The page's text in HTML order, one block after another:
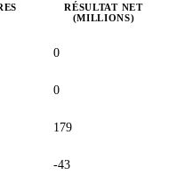
RÉSULTAT NET
(MILLIONS)
0
0
179
-43